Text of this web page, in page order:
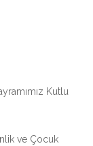
Kutlu
ve Çocuk